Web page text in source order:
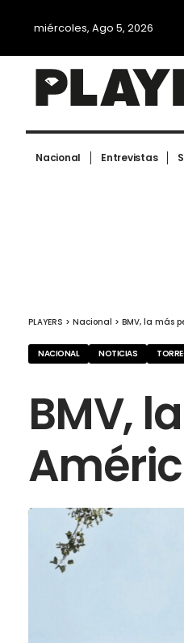
miércoles, Ago 5, 2026
Nacional Entrevistas
PLAYERS > Nacional > BMV, la más
NACIONAL NOTICIAS
BMV,